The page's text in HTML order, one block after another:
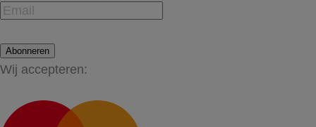
Abonneren
Wij accepteren: